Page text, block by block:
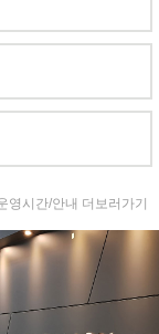
영시간/안내 더보러가기